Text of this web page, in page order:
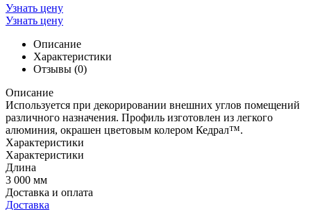
Узнать цену
Узнать цену
Описание
Характеристики
Отзывы (0)
Описание
Используется при декорировании внешних углов помещений
различного назначения. Профиль изготовлен из легкого
алюминия, окрашен цветовым колером Кедрал™.
Характеристики
Характеристики
Длина
3 000 мм
Доставка и оплата
Доставка